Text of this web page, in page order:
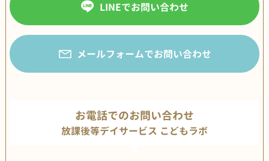
LINEでお問い合わせ
メールフォームでお問い合わせ
お電話でのお問い合わせ
放課後等デイサービス こどもラボ